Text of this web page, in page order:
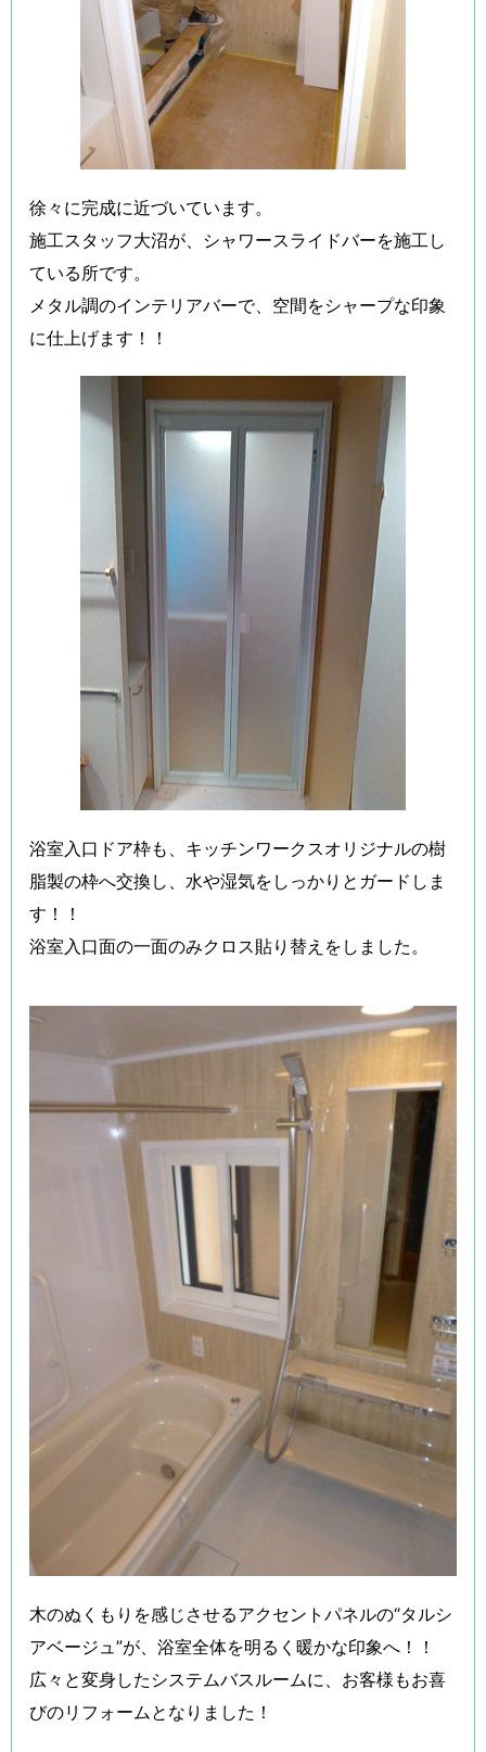
徐々に完成に近づいています。
施工スタッフ大沼が、シャワースライドバーを施工し
ている所です。
メタル調のインテリアバーで、空間をシャープな印象
に仕上げます！！
浴室入口ドア枠も、キッチンワークスオリジナルの樹
脂製の枠へ交換し、水や湿気をしっかりとガードしま
す！！
浴室入口面の一面のみクロス貼り替えをしました。
木のぬくもりを感じさせるアクセントパネルの“タルシ
アベージュ”が、浴室全体を明るく暖かな印象へ！！
広々と変身したシステムバスルームに、お客様もお喜
びのリフォームとなりました！